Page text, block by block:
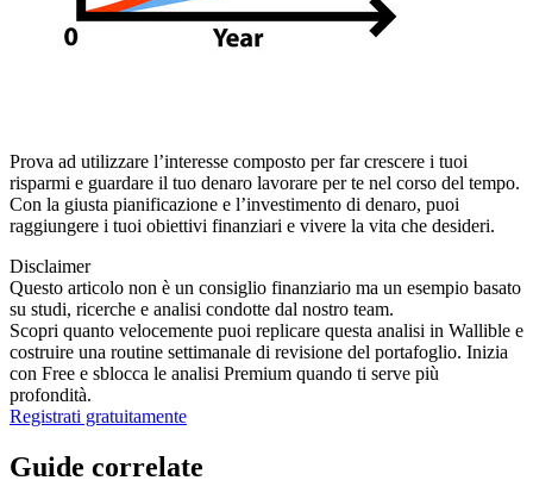
Prova ad utilizzare l’interesse composto per far crescere i tuoi
risparmi e guardare il tuo denaro lavorare per te nel corso del tempo.
Con la giusta pianificazione e l’investimento di denaro, puoi
raggiungere i tuoi obiettivi finanziari e vivere la vita che desideri.
Disclaimer
Questo articolo non è un consiglio finanziario ma un esempio basato
su studi, ricerche e analisi condotte dal nostro team.
Scopri quanto velocemente puoi replicare questa analisi in Wallible e
costruire una routine settimanale di revisione del portafoglio. Inizia
con Free e sblocca le analisi Premium quando ti serve più
profondità.
Registrati gratuitamente
Guide correlate